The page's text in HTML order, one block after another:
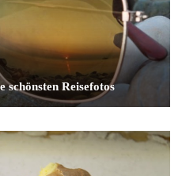
schönsten Reisefotos